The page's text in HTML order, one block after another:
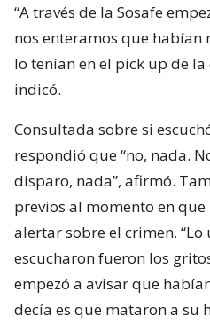
“A través de la Sosafe
nos enteramos que
lo tenían en el pick up de
indicó.
Consultada sobre si
respondió que “no, nada.
disparo, nada”, afirmó.
previos al momento en que
alertar sobre el crimen. “Lo
escucharon fueron los
empezó a avisar que
decía es que mataron a su